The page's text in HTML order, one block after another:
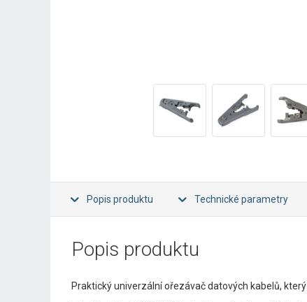
Popis produktu Technické parametry
Popis produktu
Praktický univerzální ořezávač datových kabelů, který